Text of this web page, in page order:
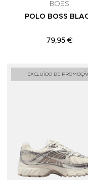
BOSS
POLO BOSS
79,95 €
EXCLUÍDO DE